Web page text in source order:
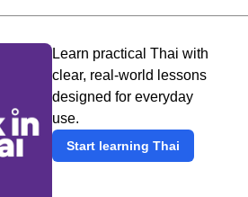
Learn practical Thai with
clear, real-world lessons
designed for everyday
use.
Start learning Thai